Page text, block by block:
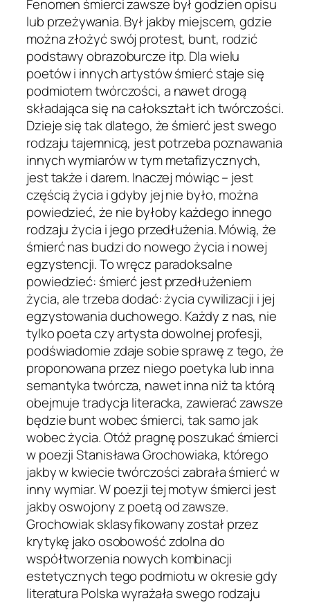
Fenomen śmierci zawsze był godzien opisu
lub przeżywania. Był jakby miejscem, gdzie
można złożyć swój protest, bunt, rodzić
podstawy obrazoburcze itp. Dla wielu
poetów i innych artystów śmierć staje się
podmiotem twórczości, a nawet drogą
składająca się na całokształt ich twórczości.
Dzieje się tak dlatego, że śmierć jest swego
rodzaju tajemnicą, jest potrzeba poznawania
innych wymiarów w tym metafizycznych,
jest także i darem. Inaczej mówiąc – jest
częścią życia i gdyby jej nie było, można
powiedzieć, że nie byłoby każdego innego
rodzaju życia i jego przedłużenia. Mówią, że
śmierć nas budzi do nowego życia i nowej
egzystencji. To wręcz paradoksalne
powiedzieć: śmierć jest przedłużeniem
życia, ale trzeba dodać: życia cywilizacji i jej
egzystowania duchowego. Każdy z nas, nie
tylko poeta czy artysta dowolnej profesji,
podświadomie zdaje sobie sprawę z tego, że
proponowana przez niego poetyka lub inna
semantyka twórcza, nawet inna niż ta którą
obejmuje tradycja literacka, zawierać zawsze
będzie bunt wobec śmierci, tak samo jak
wobec życia. Otóż pragnę poszukać śmierci
w poezji Stanisława Grochowiaka, którego
jakby w kwiecie twórczości zabrała śmierć w
inny wymiar. W poezji tej motyw śmierci jest
jakby oswojony z poetą od zawsze.
Grochowiak sklasyfikowany został przez
krytykę jako osobowość zdolna do
współtworzenia nowych kombinacji
estetycznych tego podmiotu w okresie gdy
literatura Polska wyrażała swego rodzaju